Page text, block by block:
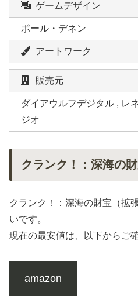
ゲームデザイン
ポール・デネン
アートワーク
販売元
ダイアウルフデジタル , レ
ジオ
クランク！：深海の
クランク！：深海の財宝（拡
いです。
現在の最安値は、以下からご
amazon